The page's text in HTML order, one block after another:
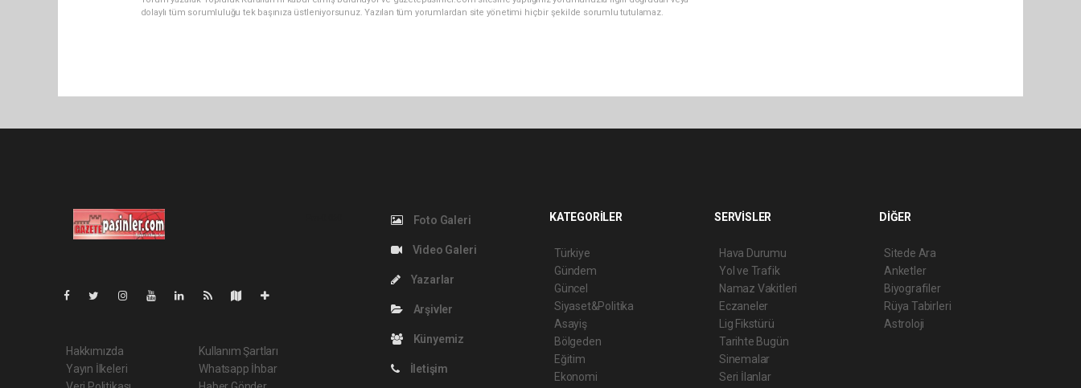
dolaylı tüm sorumluluğu tek başınıza üstleniyorsunuz. Yazılan tüm yorumlardan site yönetimi hiçbir şekilde sorumlu tutulamaz.
Hakkımızda
Yayın İlkeleri
Kullanım Şartları
Whatsapp İhbar
Foto Galeri
Video Galeri
Yazarlar
Arşivler
Künyemiz
İletişim
KATEGORİLER
Türkiye
Gündem
Güncel
Siyaset&Politika
Asayiş
Bölgeden
Eğitim
Ekonomi
SERVİSLER
Hava Durumu
Yol ve Trafik
Namaz Vakitleri
Eczaneler
Lig Fikstürü
Tarihte Bugün
Sinemalar
Seri İlanlar
DİĞER
Sitede Ara
Anketler
Biyografiler
Rüya Tabirleri
Astroloji